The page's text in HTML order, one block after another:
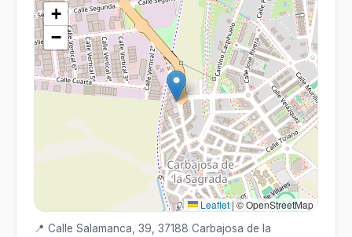
+
−
Leaflet|© OpenStreetMap
📍 Calle Salamanca, 39, 37188 Carbajosa de la